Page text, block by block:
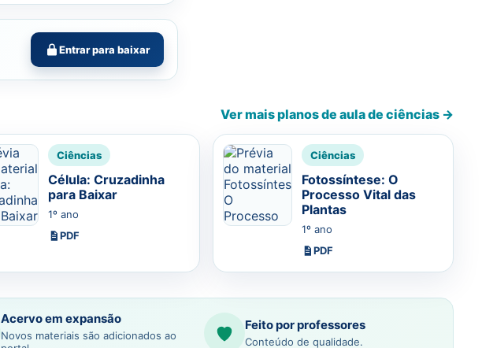
Entrar para baixar
Ver mais planos de aula de ciências →
Ciências
Célula: Cruzadinha
para Baixar
1º ano
PDF
Ciências
Fotossíntese: O
Processo Vital das
Plantas
1º ano
PDF
Acervo em expansão
Novos materiais são adicionados ao
Feito por professores
Conteúdo de qualidade.